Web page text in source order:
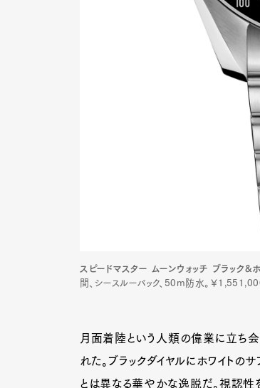
スピードマスター ムーンウォッチ ブラック&
間、シースルーバック、50m防水。￥
月面着陸という人類の偉業に立ち会
れた。ブラックダイヤルにホワイトの
とは異なる華やかな逸脱だ。視認性